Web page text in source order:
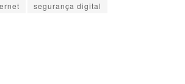
segurança digital